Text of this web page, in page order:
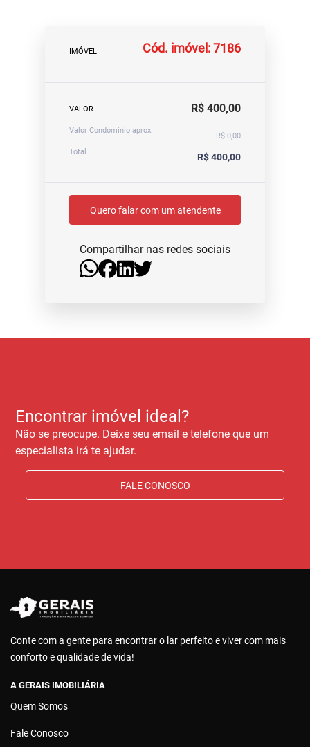
IMÓVEL Cód. imóvel: 7186
VALOR R$ 400,00
Valor Condomínio aprox.
R$ 0,00
Total
R$ 400,00
Quero falar com um atendente
Compartilhar nas redes sociais
Encontrar imóvel ideal?
Não se preocupe. Deixe seu email e telefone que um
especialista irá te ajudar.
FALE CONOSCO
Conte com a gente para encontrar o lar perfeito e viver com mais
conforto e qualidade de vida!
A GERAIS IMOBILIÁRIA
Quem Somos
Fale Conosco